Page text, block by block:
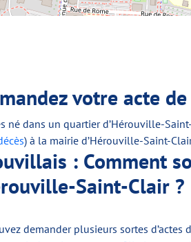
votre acte
né dans un quartier d’Hérouville-
) à la mairie d’Hérouville-Saint-
: Comment
Saint-Clair ?
demander plusieurs sortes